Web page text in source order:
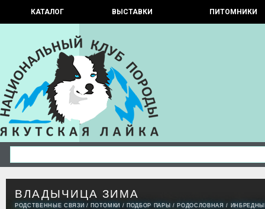
КАТАЛОГ ВЫСТАВКИ ПИТОМНИКИ
ВЛАДЫЧИЦА ЗИМА
РОДСТВЕННЫЕ СВЯЗИ / ПОТОМКИ / ПОДБОР ПАРЫ / РОДОСЛОВНАЯ /